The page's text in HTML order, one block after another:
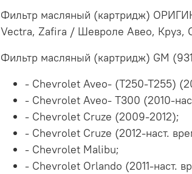
Фильтр масляный (картридж)
Vectra, Zafira / Шевроле Авео, Круз,
Фильтр масляный (картридж) GM
- Chevrolet Aveo- (T250-T255)
- Chevrolet Aveo- T300 (2010-
- Chevrolet Cruze (2009-2012);
- Chevrolet Cruze (2012-наст.
- Chevrolet Malibu;
- Chevrolet Orlando (2011-наст.